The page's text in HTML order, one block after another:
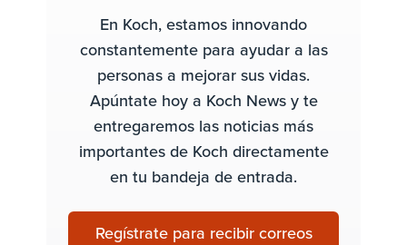
En Koch, estamos innovando
constantemente para ayudar a las
personas a mejorar sus vidas.
Apúntate hoy a Koch News y te
entregaremos las noticias más
importantes de Koch directamente
en tu bandeja de entrada.
Regístrate para recibir correos